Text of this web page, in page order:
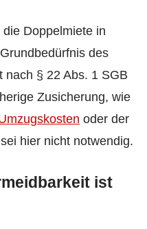
Doppelmiete in
des
nach § 22 Abs. 1 SGB
Zusicherung, wie
oder der
hier nicht notwendig.
ist